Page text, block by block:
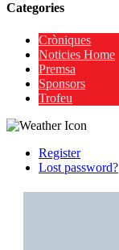
Categories
Cròniques
Noticies Home
Premsa
Sponsors
Trofeu
Register
Lost password?